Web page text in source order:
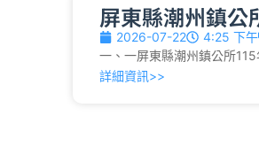
屏東縣潮州鎮公
2026-07-22 4:25 下午
一、一屏東縣潮州鎮公所
詳細資訊>>